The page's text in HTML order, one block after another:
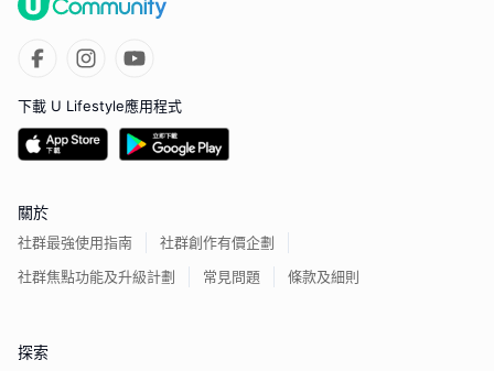
下載 U Lifestyle應用程式
關於
社群最強使用指南
社群創作有價企劃
社群焦點功能及升級計劃
常見問題 條款及細則
探索